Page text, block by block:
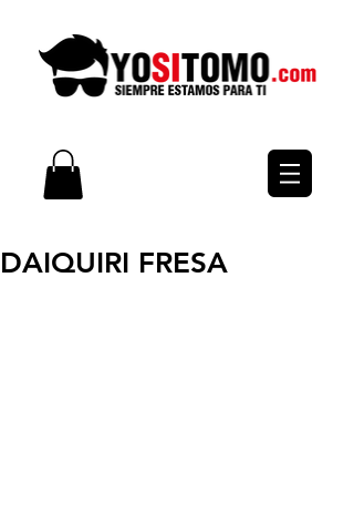
DAIQUIRI FRESA